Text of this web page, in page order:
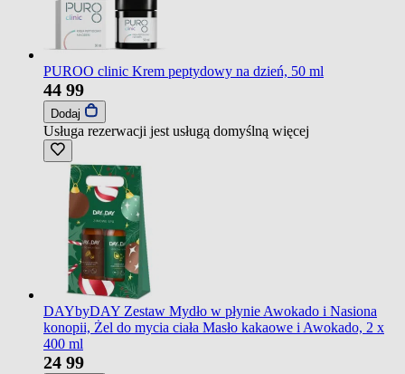
PUROO clinic Krem peptydowy na dzień, 50 ml
44 99
Dodaj
Usługa rezerwacji jest usługą domyślną więcej
DAYbyDAY Zestaw Mydło w płynie Awokado i Nasiona
konopii, Żel do mycia ciała Masło kakaowe i Awokado, 2 x
400 ml
24 99